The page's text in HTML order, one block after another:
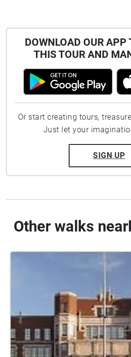
DOWNLOAD OUR APP
THIS TOUR AND
Or start creating tours,
Just let your
SIGN UP
Other walks